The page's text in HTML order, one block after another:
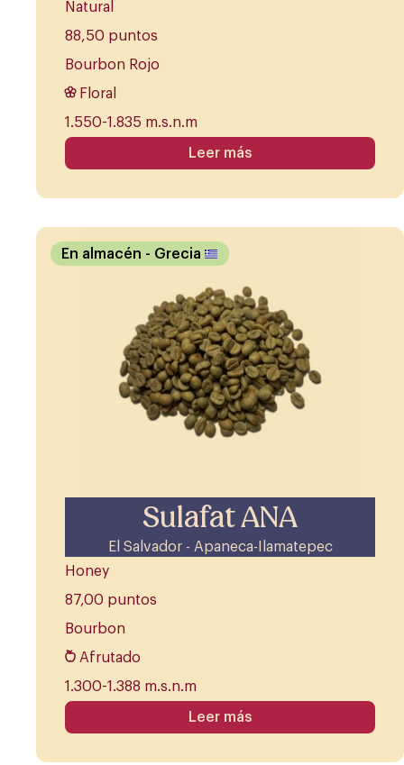
Natural
88,50 puntos
Bourbon Rojo
Floral
1.550-1.835 m.s.n.m
Leer más
Sulafat ANA
El Salvador - Apaneca-Ilamatepec
En almacén - Grecia
Honey
87,00 puntos
Bourbon
Afrutado
1.300-1.388 m.s.n.m
Leer más